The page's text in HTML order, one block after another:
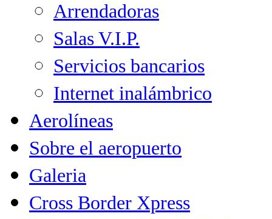
Arrendadoras
Salas V.I.P.
Servicios bancarios
Internet inalámbrico
Aerolíneas
Sobre el aeropuerto
Galeria
Cross Border Xpress